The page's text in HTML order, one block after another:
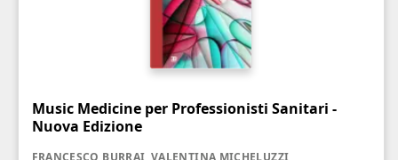
Music Medicine per Professionisti Sanitari -
Nuova Edizione